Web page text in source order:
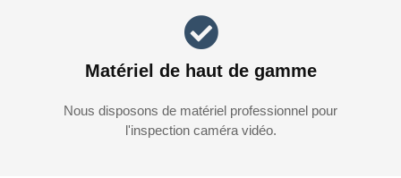
Matériel de haut de gamme
Nous disposons de matériel professionnel pour
l'inspection caméra vidéo.